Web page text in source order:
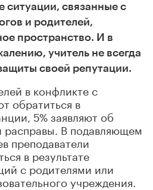
ситуации, связанные с
и родителей,
пространство. И в
учитель не всегда
своей репутации.
в конфликте с
обратиться в
5% заявляют об
расправы. В подавляющем
преподаватели
в результате
с родителями или
учреждения.